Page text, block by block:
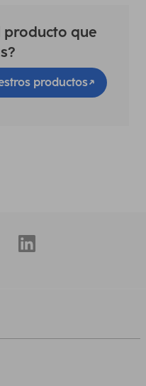
producto que
productos